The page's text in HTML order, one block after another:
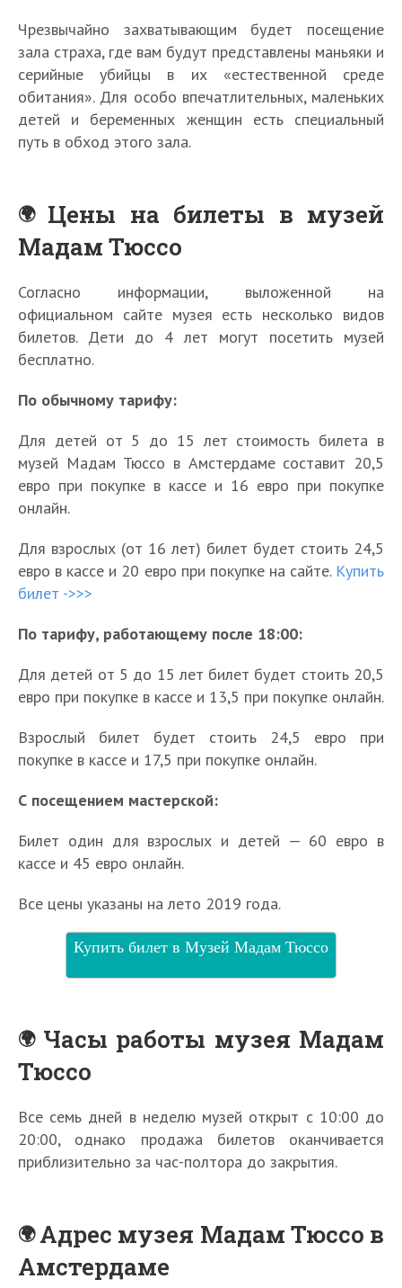
Чрезвычайно захватывающим будет посещение
зала страха, где вам будут представлены маньяки и
серийные убийцы в их «естественной среде
обитания». Для особо впечатлительных, маленьких
детей и беременных женщин есть специальный
путь в обход этого зала.
Цены на билеты в музей
Мадам Тюссо
Согласно информации, выложенной на
официальном сайте музея есть несколько видов
билетов. Дети до 4 лет могут посетить музей
бесплатно.
По обычному тарифу:
Для детей от 5 до 15 лет стоимость билета в
музей Мадам Тюссо в Амстердаме составит 20,5
евро при покупке в кассе и 16 евро при покупке
онлайн.
Для взрослых (от 16 лет) билет будет стоить 24,5
евро в кассе и 20 евро при покупке на сайте. Купить
билет ->>>
По тарифу, работающему после 18:00:
Для детей от 5 до 15 лет билет будет стоить 20,5
евро при покупке в кассе и 13,5 при покупке онлайн.
Взрослый билет будет стоить 24,5 евро при
покупке в кассе и 17,5 при покупке онлайн.
С посещением мастерской:
Билет один для взрослых и детей — 60 евро в
кассе и 45 евро онлайн.
Все цены указаны на лето 2019 года.
Купить билет в Музей Мадам Тюссо
Часы работы музея Мадам
Тюссо
Все семь дней в неделю музей открыт с 10:00 до
20:00, однако продажа билетов оканчивается
приблизительно за час-полтора до закрытия.
Адрес музея Мадам Тюссо в
Амстердаме